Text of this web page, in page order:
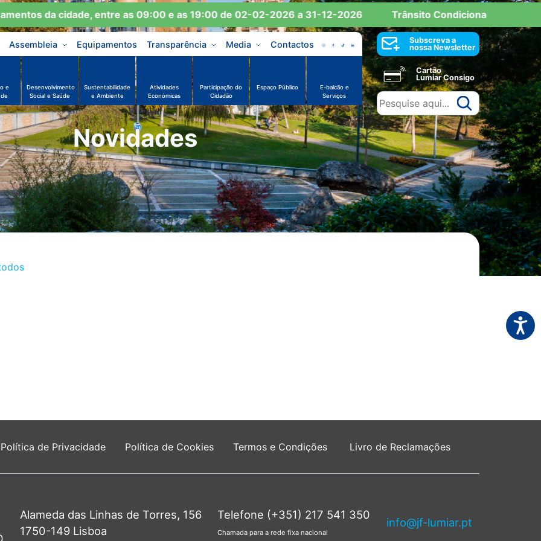
da cidade, entre as 09:00 e as 19:00 de 02-02-2026 a 31-12-2026 Trânsito Condicionado:
Assembleia Equipamentos Transparência Media Contactos
e
Desenvolvimento
Social e Saúde
Sustentabilidade
e Ambiente
Atividades
Económicas
Participação do
Cidadão
Espaço Público
E-balcão e
Serviços
Subscreva a
nossa Newsletter
Cartão
Lumiar Consigo
Novidades
Política de Privacidade Política de Cookies Termos e Condições Livro de Reclamações
Alameda das Linhas de Torres, 156
1750-149 Lisboa
Telefone (+351) 217 541 350
Chamada para a rede fixa nacional
info@jf-lumiar.pt